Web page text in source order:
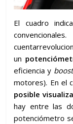
El cuadro
un
eficiencia y
motores). En el
posible
hay entre las
potenciómetro